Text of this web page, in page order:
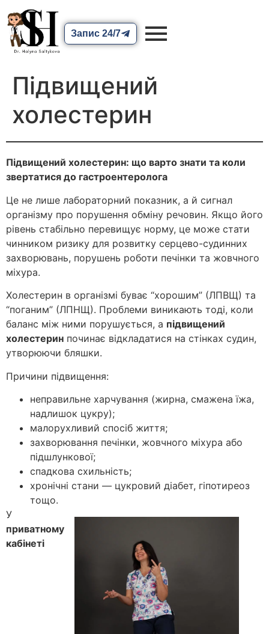
Запис 24/7
Підвищений
холестерин
Підвищений холестерин: що варто знати та коли
звертатися до гастроентеролога
Це не лише лабораторний показник, а й сигнал
організму про порушення обміну речовин. Якщо його
рівень стабільно перевищує норму, це може стати
чинником ризику для розвитку серцево-судинних
захворювань, порушень роботи печінки та жовчного
міхура.
Холестерин в організмі буває “хорошим” (ЛПВЩ) та
“поганим” (ЛПНЩ). Проблеми виникають тоді, коли
баланс між ними порушується, а підвищений
холестерин починає відкладатися на стінках судин,
утворюючи бляшки.
Причини підвищення:
неправильне харчування (жирна, смажена їжа,
надлишок цукру);
малорухливий спосіб життя;
захворювання печінки, жовчного міхура або
підшлункової;
спадкова схильність;
хронічні стани — цукровий діабет, гіпотиреоз
тощо.
У
приватному
кабінеті